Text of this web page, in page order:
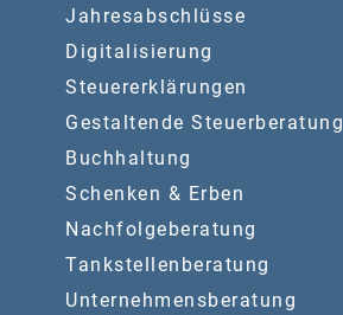
Jahresabschlüsse
Digitalisierung
Steuererklärungen
Gestaltende Steuerberatung
Buchhaltung
Schenken & Erben
Nachfolgeberatung
Tankstellenberatung
Unternehmensberatung